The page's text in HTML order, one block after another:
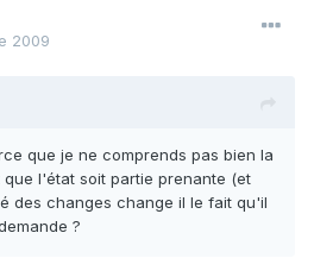
2009
que je ne comprends pas bien la
l'état soit partie prenante (et
des changes change il le fait qu'il
?